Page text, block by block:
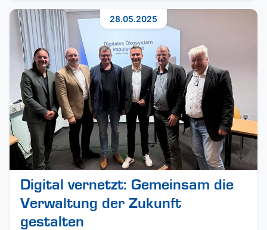
Digital vernetzt: Gemeinsam die
Verwaltung der Zukunft
gestalten
28.05.2025